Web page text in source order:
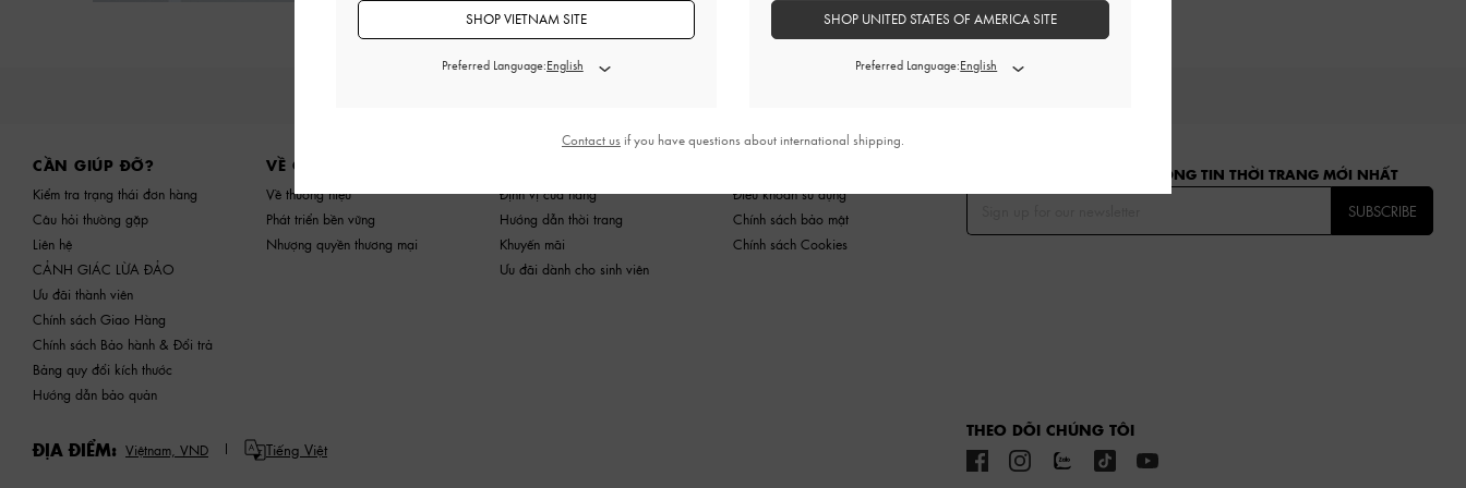
CẦN GIÚP ĐỠ?
Kiểm tra trạng thái đơn hàng
Câu hỏi thường gặp
Liên hệ
CẢNH GIÁC LỪA ĐẢO
Ưu đãi thành viên
Chính sách Giao Hàng
Chính sách Bảo hành & Đổi trả
Bảng quy đổi kích thước
Hướng dẫn bảo quản
VỀ CHÚNG TÔI
Về thương hiệu
Phát triển bền vững
Nhượng quyền thương mại
Định vị cửa hàng
Hướng dẫn thời trang
Khuyến mãi
Ưu đãi dành cho sinh viên
Điều khoản sử dụng
Chính sách bảo mật
Chính sách Cookies
ĐĂNG KÝ ĐỂ NHẬN CÁC THÔNG TIN THỜI TRANG MỚI NHẤT
SUBSCRIBE
ĐỊA ĐIỂM: Việtnam, VND Tiếng Việt
THEO DÕI CHÚNG TÔI
SHOP VIETNAM SITE
Preferred Language:
SHOP UNITED STATES OF AMERICA SITE
Preferred Language:
Contact us if you have questions about international shipping.